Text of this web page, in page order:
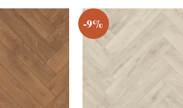
-9%